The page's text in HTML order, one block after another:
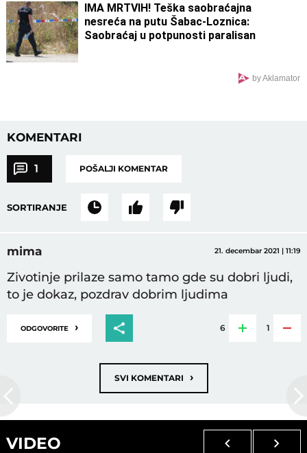
IMA MRTVIH! Teška saobraćajna
nesreća na putu Šabac-Loznica:
Saobraćaj u potpunosti paralisan
by Aklamator
KOMENTARI
1 POŠALJI KOMENTAR
SORTIRANJE
mima 21. decembar 2021 | 11:19
Zivotinje prilaze samo tamo gde su dobri ljudi,
to je dokaz, pozdrav dobrim ljudima
ODGOVORITE › 6 1
SVI KOMENTARI ›
VIDEO